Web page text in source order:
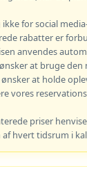
for social
rabatter er
anvendes
at bruge den
at holde
vores
priser
hvert tidsrum i